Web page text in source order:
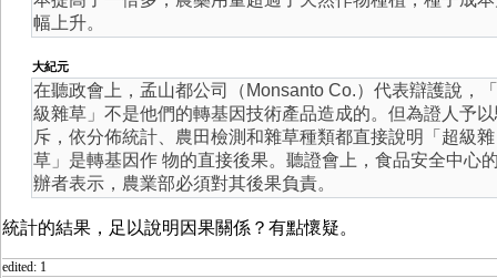
幅上升。
大紀元
在聽政會上，孟山都公司（Monsanto Co.）代表辯護說，
級雜草」不是他們的轉基因技術產品造成的。但為證人予
斥，依分佈統計、農田檢測和雜草種類都直接說明「超級雜
草」是轉基因作 物的直接後果。聽證會上，食品安全中心
辦者表示，農業部必須對其後果負責。
統計的結果，足以說明因果關係？有點懷疑。
edited: 1